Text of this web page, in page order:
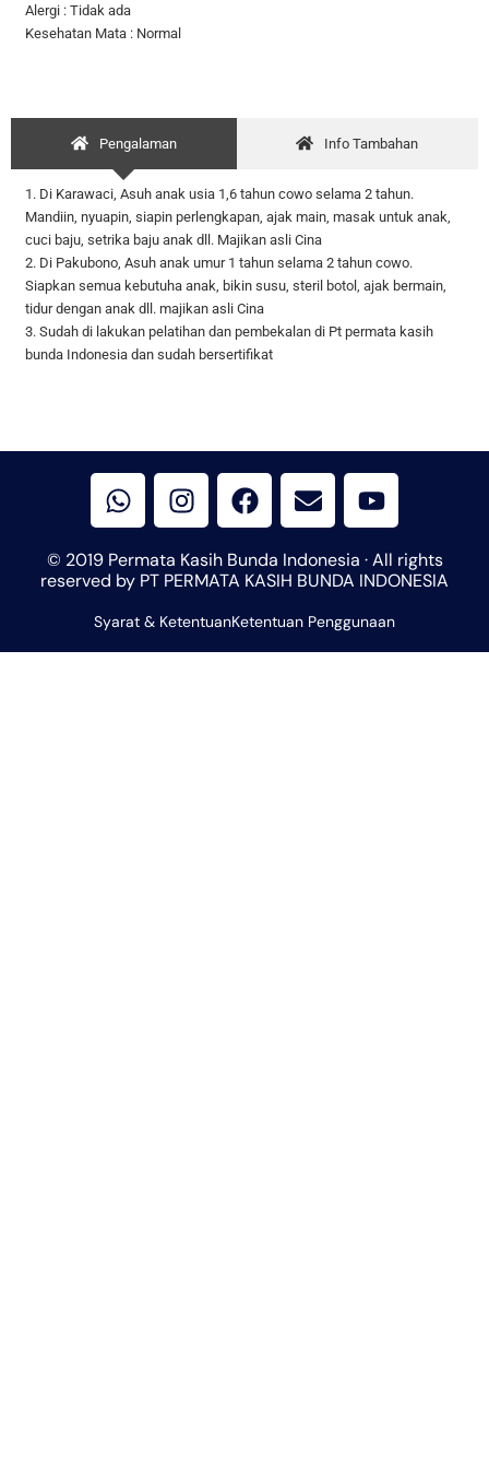
Alergi : Tidak ada
Kesehatan Mata : Normal
Pengalaman Info Tambahan
1. Di Karawaci, Asuh anak usia 1,6 tahun cowo selama 2 tahun.
Mandiin, nyuapin, siapin perlengkapan, ajak main, masak untuk anak,
cuci baju, setrika baju anak dll. Majikan asli Cina
2. Di Pakubono, Asuh anak umur 1 tahun selama 2 tahun cowo.
Siapkan semua kebutuha anak, bikin susu, steril botol, ajak bermain,
tidur dengan anak dll. majikan asli Cina
3. Sudah di lakukan pelatihan dan pembekalan di Pt permata kasih
bunda Indonesia dan sudah bersertifikat
h
a
t
s
a
p
p
n
s
t
a
r
a
a
c
b
o
k
n
v
e
l
p
e
o
u
t
u
e
© 2019 Permata Kasih Bunda Indonesia · All rights
reserved by PT PERMATA KASIH BUNDA INDONESIA
Syarat & KetentuanKetentuan Penggunaan